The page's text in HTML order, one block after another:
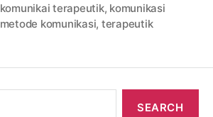
komunikai terapeutik, komunikasi
metode komunikasi, terapeutik